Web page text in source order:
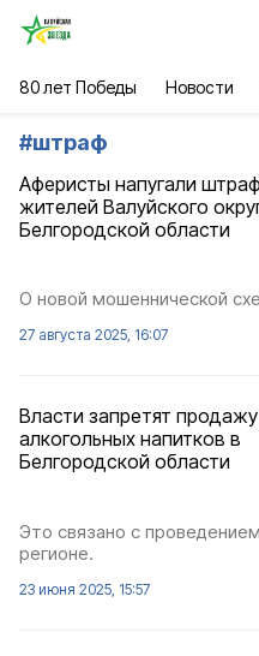
80 лет Победы Новости
#штраф
Аферисты напугали
жителей Валуйского
Белгородской области
О новой мошеннической
27 августа 2025, 16:07
Власти запретят продажу
алкогольных напитков в
Белгородской области
Это связано с
регионе.
23 июня 2025, 15:57